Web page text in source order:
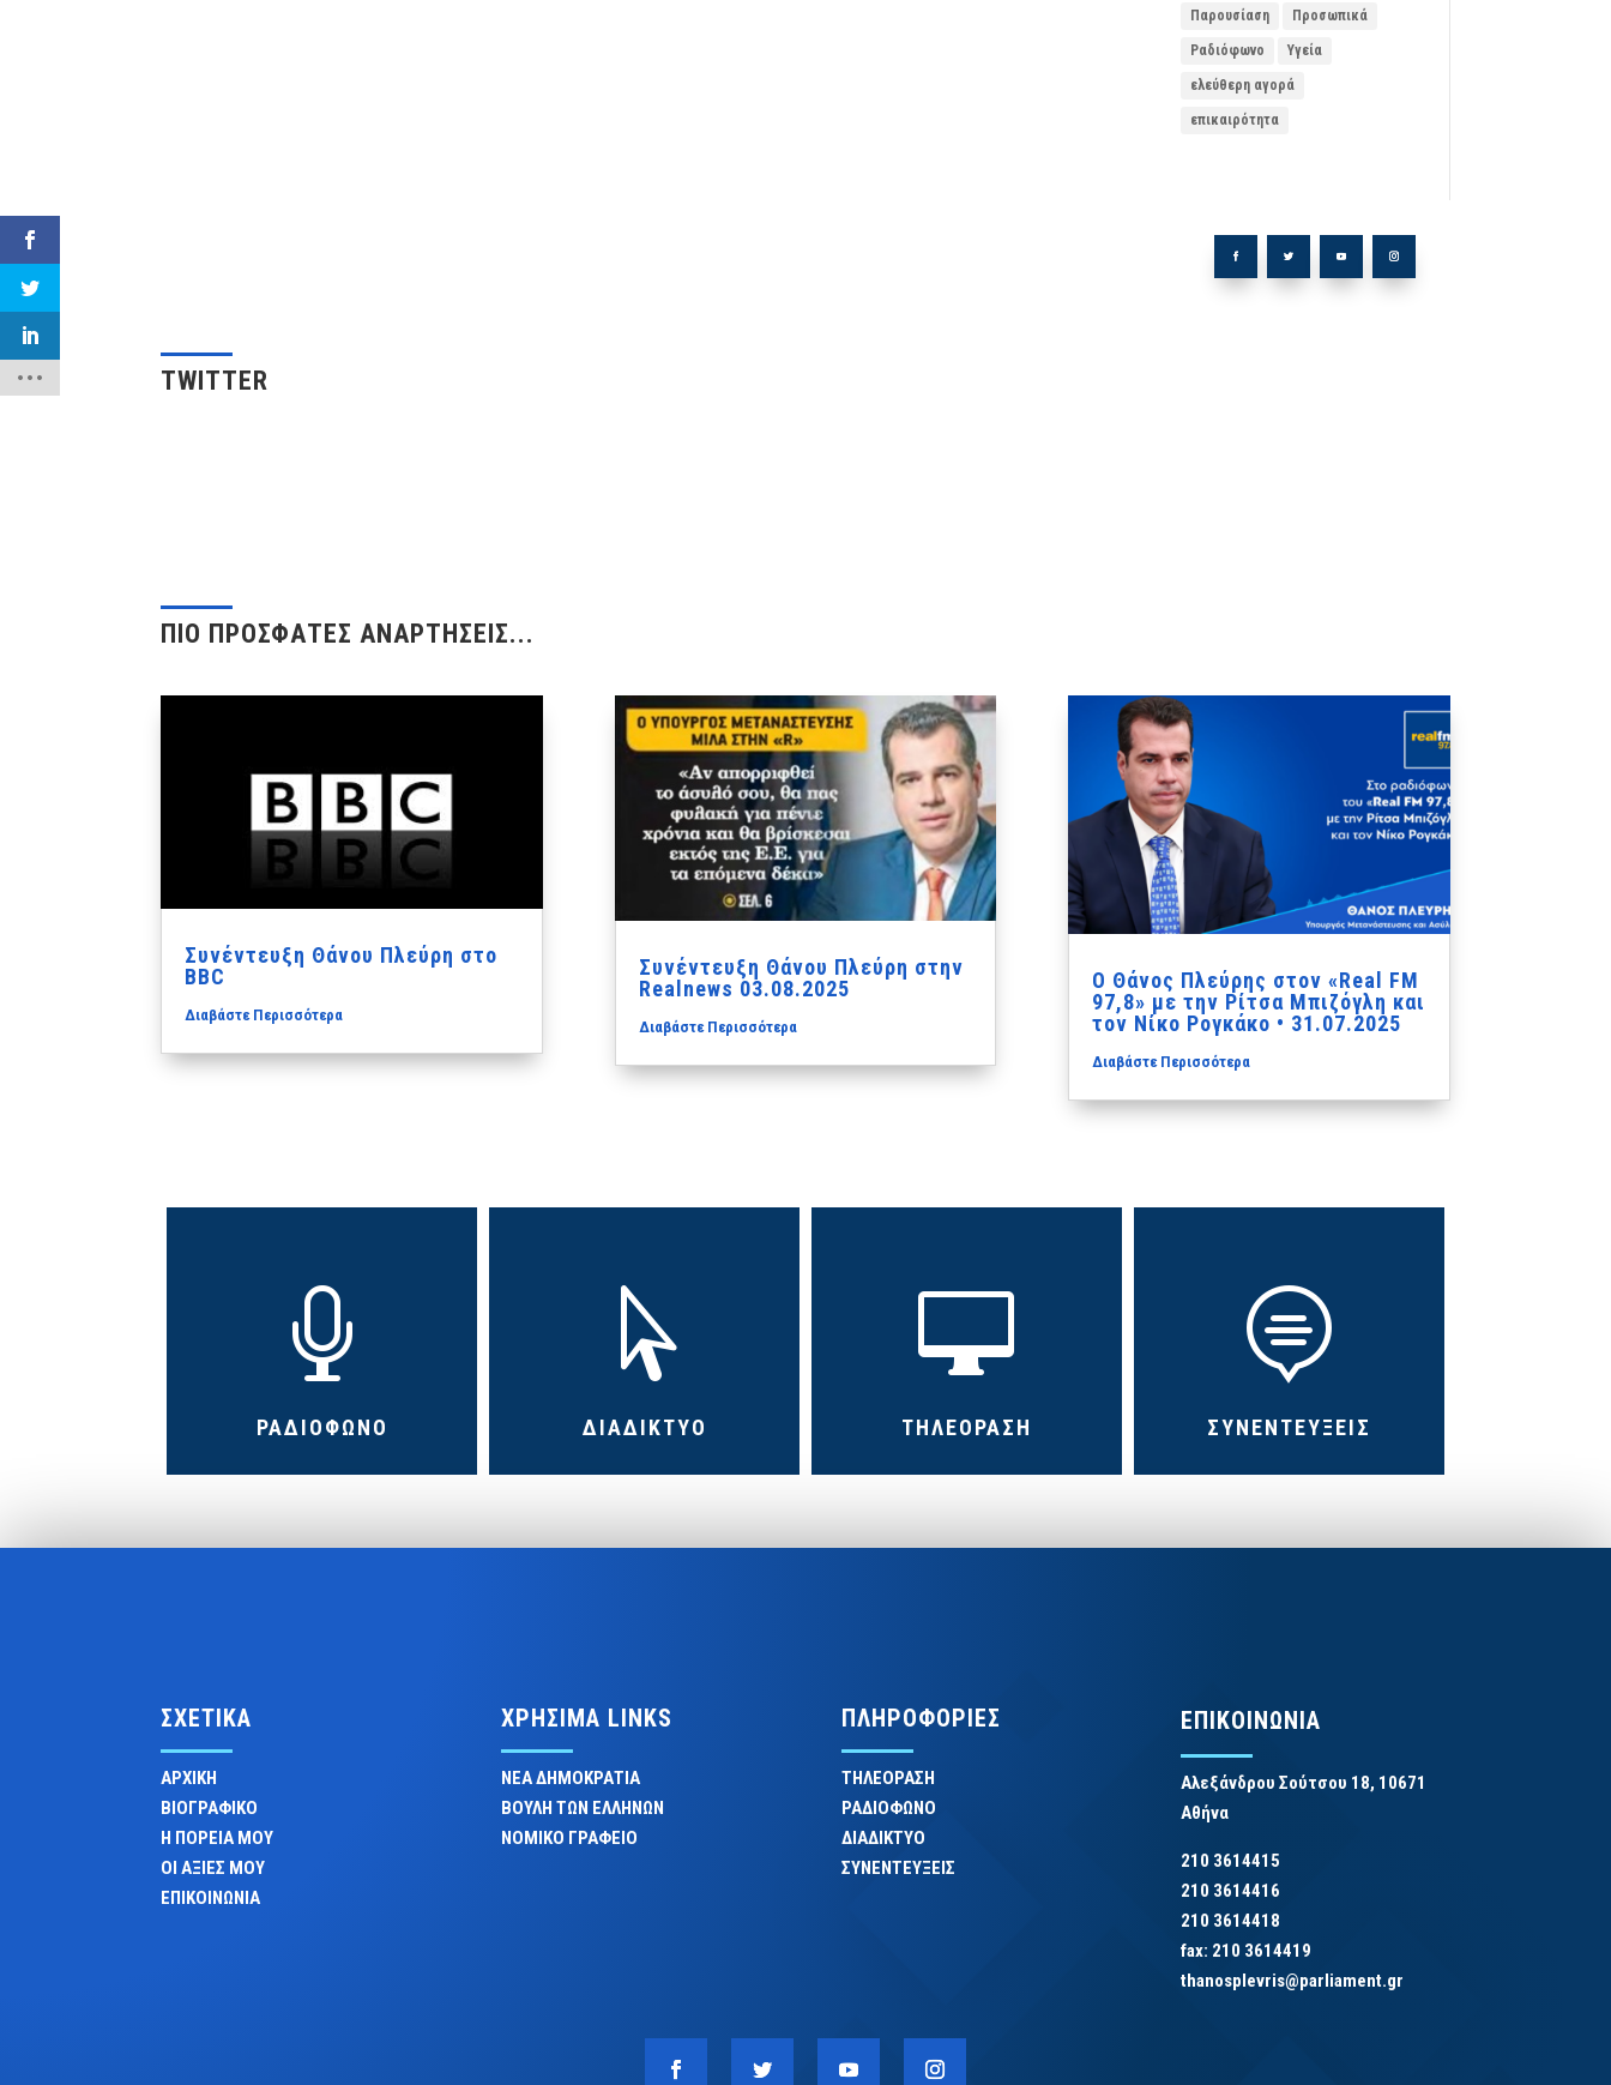
Παρουσίαση Προσωπικά
Ραδιόφωνο Υγεία
ελεύθερη αγορά
επικαιρότητα
TWITTER
ΠΙΟ ΠΡΟΣΦΑΤΕΣ ΑΝΑΡΤΗΣΕΙΣ...
Συνέντευξη Θάνου Πλεύρη στο
BBC
Διαβάστε Περισσότερα
Συνέντευξη Θάνου Πλεύρη στην
Realnews 03.08.2025
Διαβάστε Περισσότερα
Ο Θάνος Πλεύρης στον «Real FM
97,8» με την Ρίτσα Μπιζόγλη και
τον Νίκο Ρογκάκο • 31.07.2025
Διαβάστε Περισσότερα

ΡΑΔΙΟΦΩΝΟ

ΔΙΑΔΙΚΤΥΟ

ΤΗΛΕΟΡΑΣΗ

ΣΥΝΕΝΤΕΥΞΕΙΣ
ΣΧΕΤΙΚΑ
ΑΡΧΙΚΗ
ΒΙΟΓΡΑΦΙΚΟ
Η ΠΟΡΕΙΑ ΜΟΥ
ΟΙ ΑΞΙΕΣ ΜΟΥ
ΕΠΙΚΟΙΝΩΝΙΑ
ΧΡΗΣΙΜΑ LINKS
ΝΕΑ ΔΗΜΟΚΡΑΤΙΑ
ΒΟΥΛΗ ΤΩΝ ΕΛΛΗΝΩΝ
ΝΟΜΙΚΟ ΓΡΑΦΕΙΟ
ΠΛΗΡΟΦΟΡΙΕΣ
ΤΗΛΕΟΡΑΣΗ
ΡΑΔΙΟΦΩΝΟ
ΔΙΑΔΙΚΤΥΟ
ΣΥΝΕΝΤΕΥΞΕΙΣ
ΕΠΙΚΟΙΝΩΝΙΑ
Αλεξάνδρου Σούτσου 18, 10671
Αθήνα
210 3614415
210 3614416
210 3614418
fax: 210 3614419
thanosplevris@parliament.gr